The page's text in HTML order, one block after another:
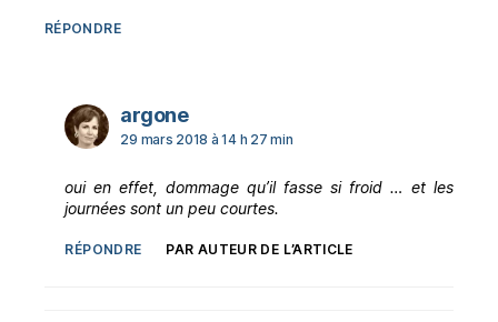
RÉPONDRE
argonedit :
29 mars 2018 à 14 h 27 min
oui en effet, dommage qu’il fasse si froid … et les
journées sont un peu courtes.
RÉPONDRE PAR AUTEUR DE L’ARTICLE